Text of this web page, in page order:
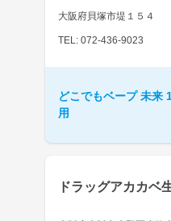
大阪府貝塚市堤１５４
TEL: 072-436-9023
どこでもベープ 未来
用
ドラッグアカカベ